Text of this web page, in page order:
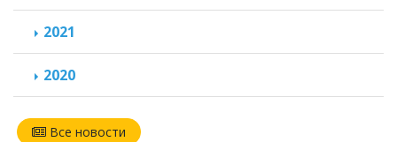
2021
2020
Все новости